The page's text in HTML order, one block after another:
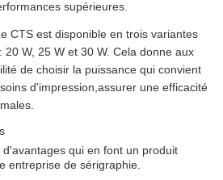
supérieures.
CTS est disponible en trois variantes
20 W, 25 W et 30 W. Cela donne aux
de choisir la puissance qui convient
d'impression,assurer une efficacité
qui en font un produit
entreprise de sérigraphie.